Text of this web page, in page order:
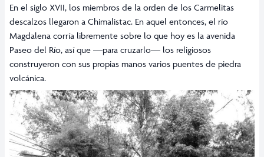
En el siglo XVII, los miembros de la orden de los Carmelitas
descalzos llegaron a Chimalistac. En aquel entonces, el río
Magdalena corría libremente sobre lo que hoy es la avenida
Paseo del Río, así que —para cruzarlo— los religiosos
construyeron con sus propias manos varios puentes de piedra
volcánica.